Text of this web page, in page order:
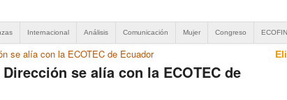
Internacional Análisis Comunicación Mujer Congreso
se alía con la ECOTEC de Ecuador
se alía con la ECOTEC de